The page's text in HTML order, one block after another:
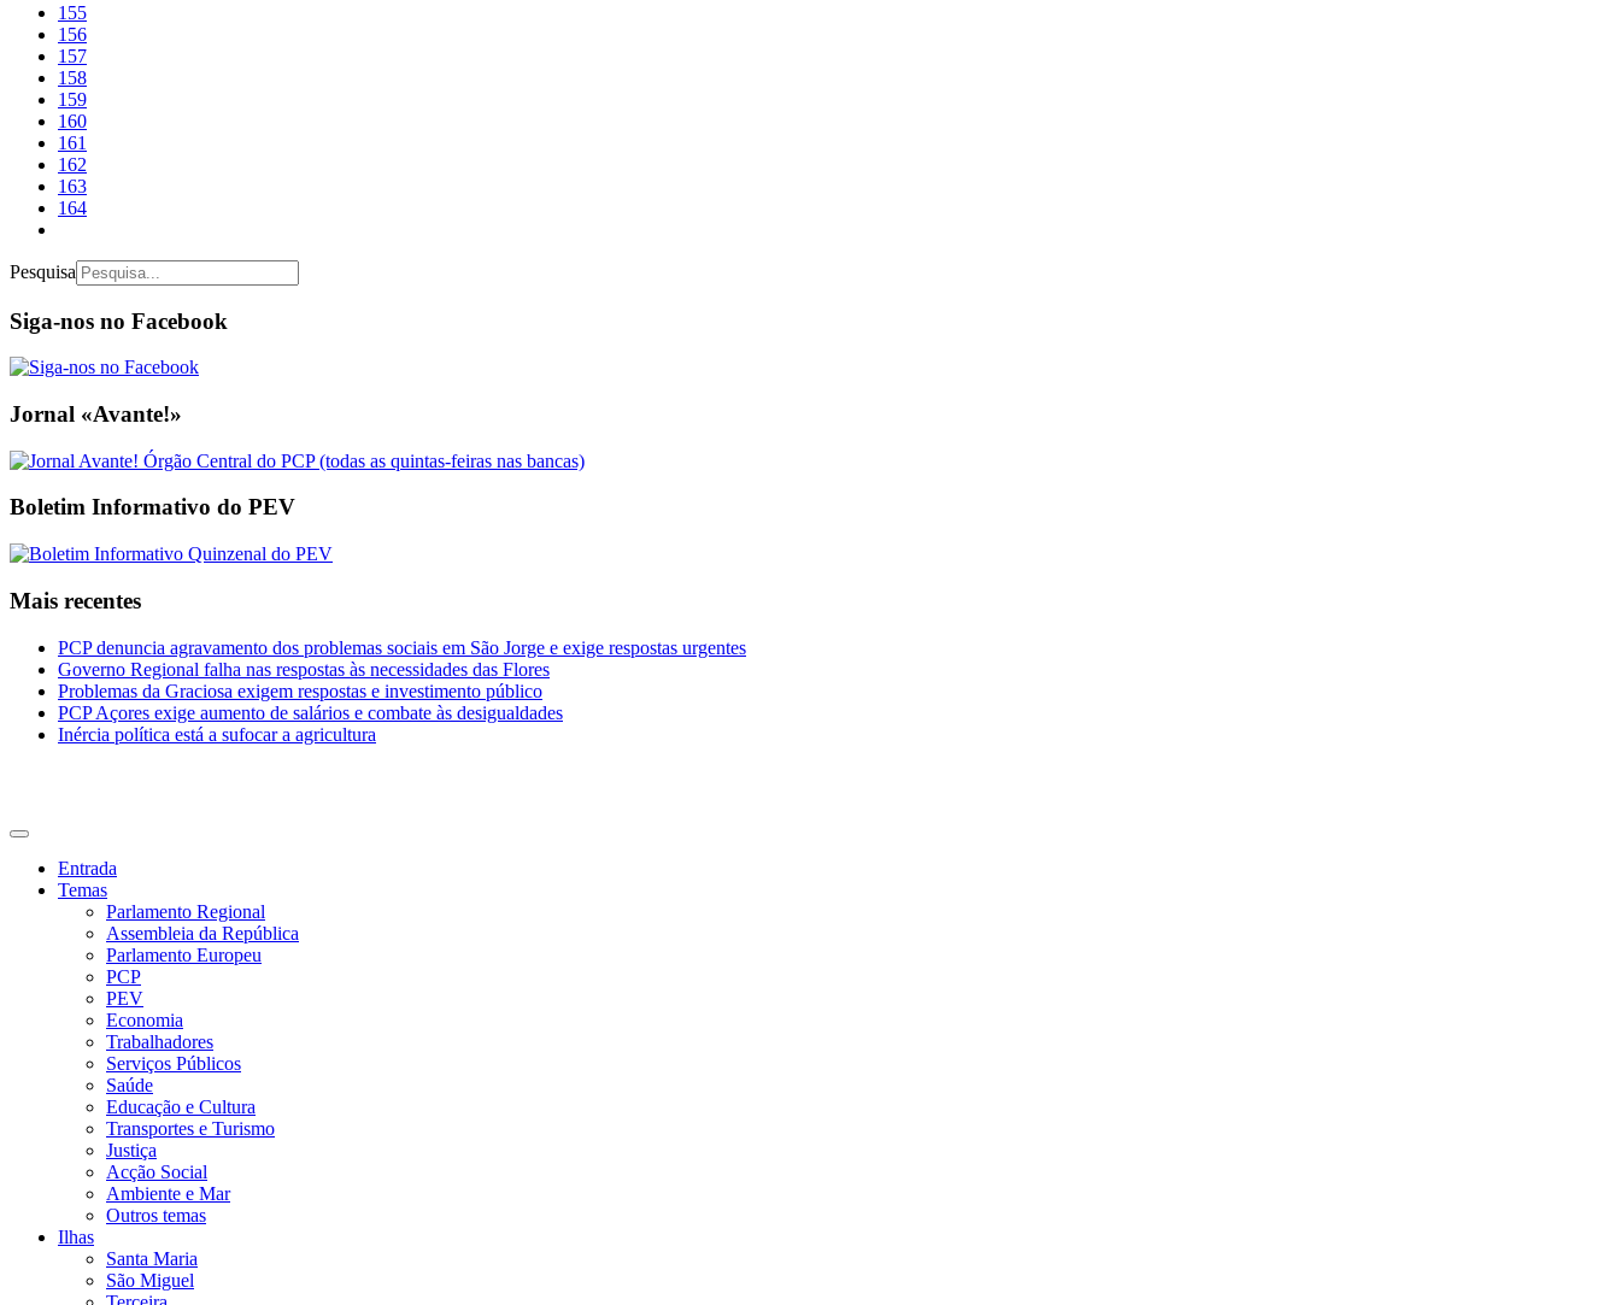
155
156
157
158
159
160
161
162
163
164
Pesquisa
Siga-nos no Facebook
Jornal «Avante!»
Boletim Informativo do PEV
Mais recentes
PCP denuncia agravamento dos problemas sociais em São Jorge e exige respostas urgentes
Governo Regional falha nas respostas às necessidades das Flores
Problemas da Graciosa exigem respostas e investimento público
PCP Açores exige aumento de salários e combate às desigualdades
Inércia política está a sufocar a agricultura
Entrada
Temas
Parlamento Regional
Assembleia da República
Parlamento Europeu
PCP
PEV
Economia
Trabalhadores
Serviços Públicos
Saúde
Educação e Cultura
Transportes e Turismo
Justiça
Acção Social
Ambiente e Mar
Outros temas
Ilhas
Santa Maria
São Miguel